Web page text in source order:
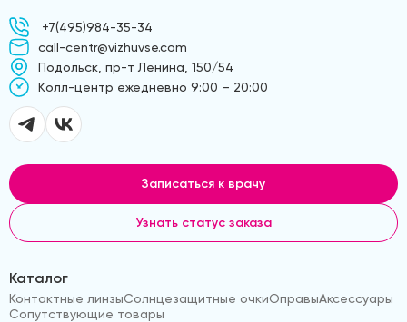
+7(495)984-35-34
call-centr@vizhuvse.com
Подольск, пр-т Ленина, 150/54
Kолл-центр ежедневно 9:00 – 20:00
Записаться к врачу
Узнать статус заказа
Каталог
Контактные линзыСолнцезащитные очкиОправыАксессуары
Сопутствующие товары